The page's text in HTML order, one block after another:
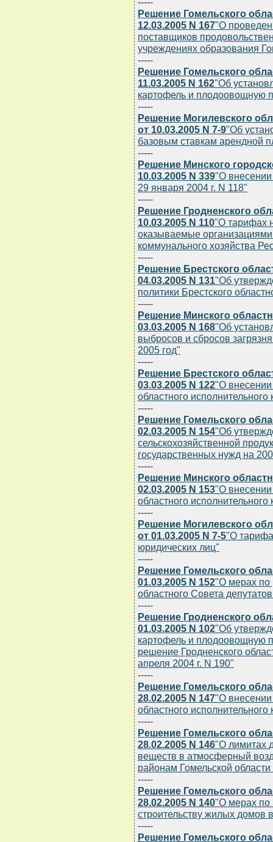
Решение Гомельского
12.03.2005 N 167"О
поставщиков
учреждениях образования
-----
Решение Гомельского
11.03.2005 N 162"Об
картофель и плодоовощную
-----
Решение Могилевского
от 10.03.2005 N 7-9"Об
базовым ставкам арендной
-----
Решение Минского
10.03.2005 N 339"О
29 января 2004 г. N 118"
-----
Решение Гродненского
10.03.2005 N 110"О тарифах
оказываемые
коммунального хозяйства
-----
Решение Брестского
04.03.2005 N 131"Об
политики Брестского
-----
Решение Минского
03.03.2005 N 168"Об
выбросов и сбросов
2005 год"
-----
Решение Брестского
03.03.2005 N 122"О
областного
-----
Решение Гомельского
02.03.2005 N 154"Об
сельскохозяйственной
государственных нужд на
-----
Решение Минского
02.03.2005 N 153"О
областного
-----
Решение Могилевского
от 01.03.2005 N 7-5"О
юридических лиц"
-----
Решение Гомельского
01.03.2005 N 152"О мерах по
областного Совета
-----
Решение Гродненского
01.03.2005 N 102"Об
картофель и плодоовощную
решение Гродненского
апреля 2004 г. N 190"
-----
Решение Гомельского
28.02.2005 N 147"О
областного
-----
Решение Гомельского
28.02.2005 N 146"О лимитах
веществ в атмосферный
районам Гомельской
-----
Решение Гомельского
28.02.2005 N 140"О мерах по
строительству жилых домов
-----
Решение Гомельского